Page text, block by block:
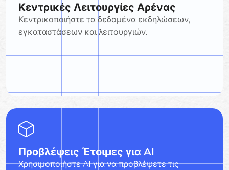
Κεντρικές Λειτουργίες Αρένας
Κεντρικοποιήστε τα δεδομένα εκδηλώσεων,
εγκαταστάσεων και λειτουργιών.
Προβλέψεις Έτοιμες για AI
Χρησιμοποιήστε AI για να προβλέψετε τις